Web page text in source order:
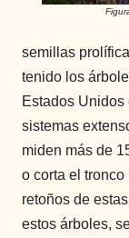
semillas
tenido los
Estados
sistemas
miden más de
o corta el
retoños de
estos árboles,